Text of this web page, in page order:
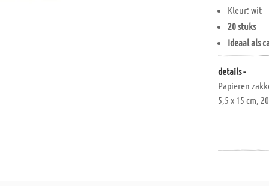
Kleur: wit
20 stuks
Ideaal als
details -
Papieren
5,5 x 15 cm,